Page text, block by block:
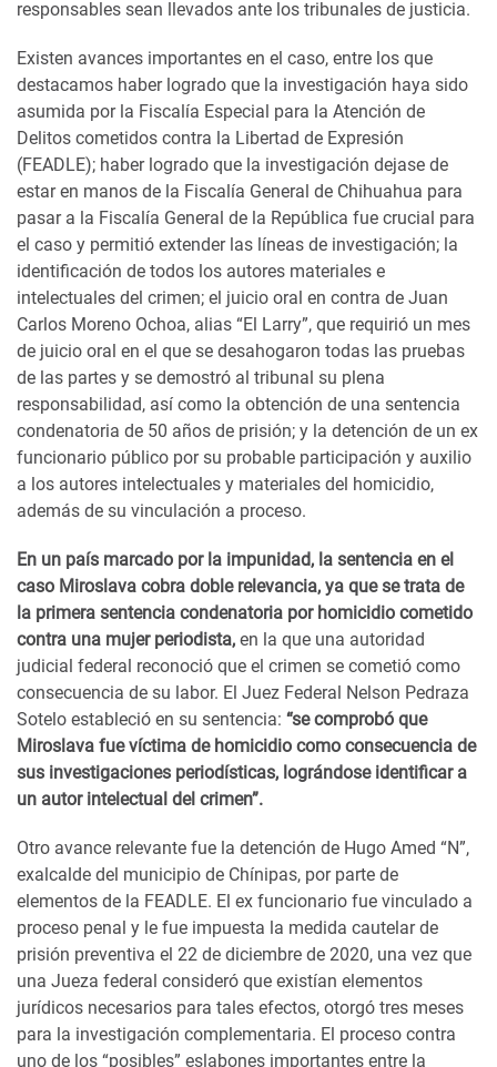
responsables sean llevados ante los tribunales de justicia.
Existen avances importantes en el caso, entre los que
destacamos haber logrado que la investigación haya sido
asumida por la Fiscalía Especial para la Atención de
Delitos cometidos contra la Libertad de Expresión
(FEADLE); haber logrado que la investigación dejase de
estar en manos de la Fiscalía General de Chihuahua para
pasar a la Fiscalía General de la República fue crucial para
el caso y permitió extender las líneas de investigación; la
identificación de todos los autores materiales e
intelectuales del crimen; el juicio oral en contra de Juan
Carlos Moreno Ochoa, alias “El Larry”, que requirió un mes
de juicio oral en el que se desahogaron todas las pruebas
de las partes y se demostró al tribunal su plena
responsabilidad, así como la obtención de una sentencia
condenatoria de 50 años de prisión; y la detención de un ex
funcionario público por su probable participación y auxilio
a los autores intelectuales y materiales del homicidio,
además de su vinculación a proceso.
En un país marcado por la impunidad, la sentencia en el
caso Miroslava cobra doble relevancia, ya que se trata de
la primera sentencia condenatoria por homicidio cometido
contra una mujer periodista, en la que una autoridad
judicial federal reconoció que el crimen se cometió como
consecuencia de su labor. El Juez Federal Nelson Pedraza
Sotelo estableció en su sentencia: “se comprobó que
Miroslava fue víctima de homicidio como consecuencia de
sus investigaciones periodísticas, lográndose identificar a
un autor intelectual del crimen”.
Otro avance relevante fue la detención de Hugo Amed “N”,
exalcalde del municipio de Chínipas, por parte de
elementos de la FEADLE. El ex funcionario fue vinculado a
proceso penal y le fue impuesta la medida cautelar de
prisión preventiva el 22 de diciembre de 2020, una vez que
una Jueza federal consideró que existían elementos
jurídicos necesarios para tales efectos, otorgó tres meses
para la investigación complementaria. El proceso contra
uno de los “posibles” eslabones importantes entre la